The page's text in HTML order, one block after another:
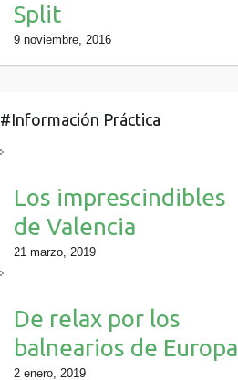
Split
9 noviembre, 2016
#Información Práctica
Los imprescindibles
de Valencia
21 marzo, 2019
De relax por los
balnearios de Europa
2 enero, 2019